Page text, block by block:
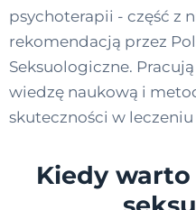
psychoterapii - część z
rekomendacją przez
Seksuologiczne.
wiedzę naukową i
skuteczności w
Kiedy warto